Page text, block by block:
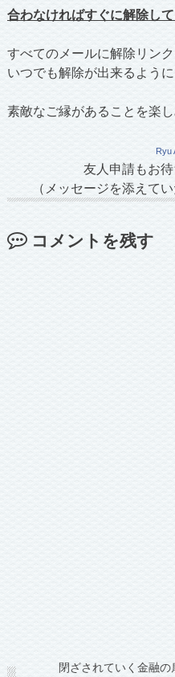
合わなければすぐに解除して
すべてのメールに解除リン
いつでも解除が出来るように
素敵なご縁があることを楽し
Ryu
友人申請もお待
（メッセージを添えて
コメントを残す
閉ざされていく金融の